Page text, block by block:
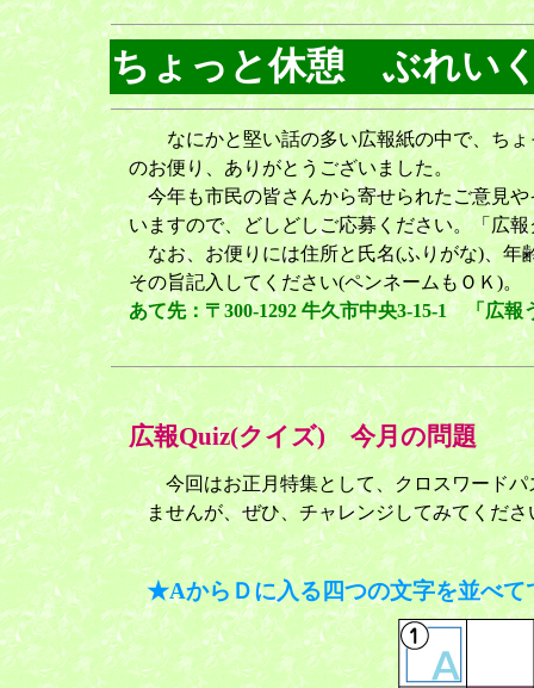
ちょっと休憩 ぶれい
なにかと堅い話の多い広報紙の中で、ちょ
のお便り、ありがとうございました。
今年も市民の皆さんから寄せられたご意見や
いますので、どしどしご応募ください。「広
なお、お便りには住所と氏名(ふりがな)、年
その旨記入してください(ペンネームもＯＫ)。
あて先：〒300-1292 牛久市中央3-15-1 「広報
広報Quiz(クイズ) 今月の問題
今回はお正月特集として、クロスワードパ
ませんが、ぜひ、チャレンジしてみてくださ
★AからＤに入る四つの文字を並べて